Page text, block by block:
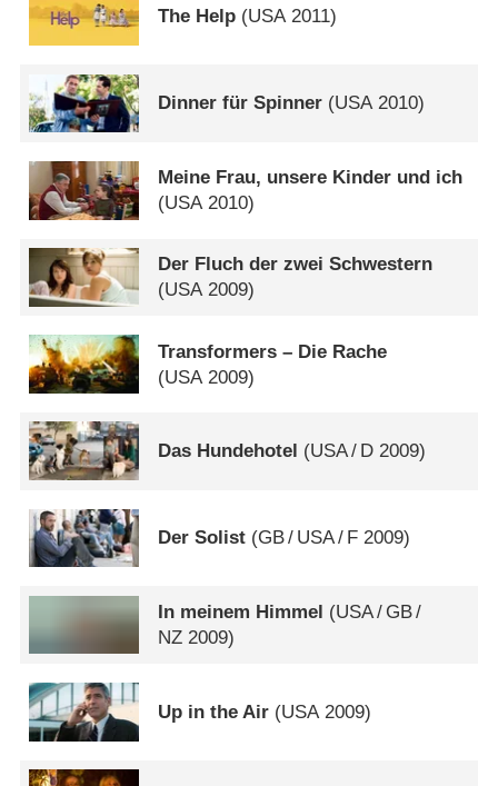
The Help (USA2011)
Dinner für Spinner (USA2010)
Meine Frau, unsere Kinder und ich
(USA2010)
Der Fluch der zwei Schwestern
(USA2009)
Transformers – Die Rache
(USA 2009)
Das Hundehotel (USA/ D 2009)
Der Solist (GB/ USA/ F 2009)
In meinem Himmel (USA/ GB/
NZ 2009)
Up in the Air (USA 2009)